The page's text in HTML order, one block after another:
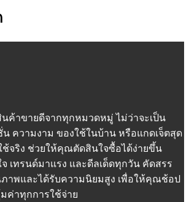
นค้าขายดีจากทุกหมวดหมู่ ไม่ว่าจะเป็น
น ความงาม ของใช้ในบ้าน หรือแกดเจ็ตสุด
ช้จริง ช่วยให้คุณตัดสินใจซื้อได้ง่ายขึ้น
เทรนด์มาแรง และดีลเด็ดทุกวัน คัดสรร
าพและได้รับความนิยมสูง เพื่อให้คุณช้อป
ค่าทุกการใช้จ่าย